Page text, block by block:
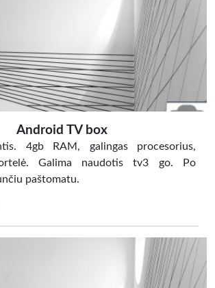
Android TV box
4gb RAM, galingas procesorius,
Galima naudotis tv3 go. Po
paštomatu.